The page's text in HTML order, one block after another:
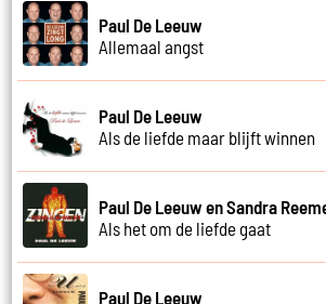
Paul De Leeuw
Allemaal angst
Paul De Leeuw
Als de liefde maar blijft winnen
Paul De Leeuw en Sandra
Als het om de liefde gaat
Paul De Leeuw